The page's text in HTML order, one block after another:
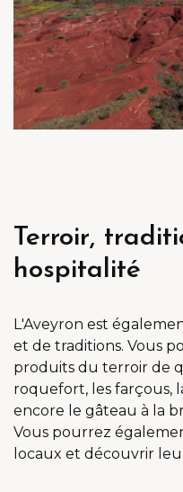
Terroir,
hospitalité
L'Aveyron est
et de traditions. Vous
produits du terroir de
roquefort, les farçous,
encore le gâteau à la
Vous pourrez
locaux et découvrir